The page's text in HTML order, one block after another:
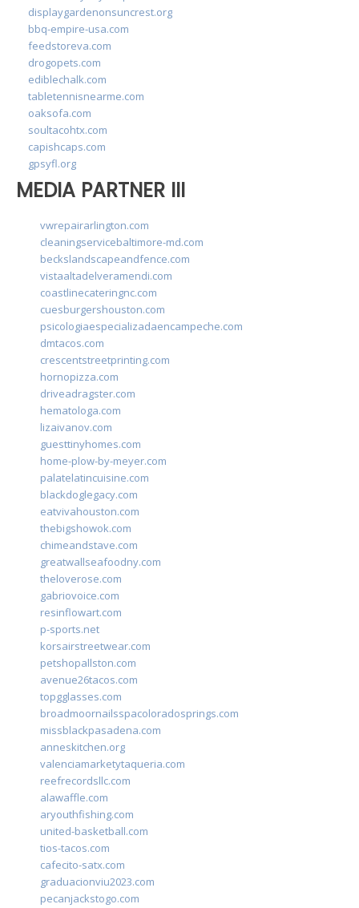
displaygardenonsuncrest.org
bbq-empire-usa.com
feedstoreva.com
drogopets.com
ediblechalk.com
tabletennisnearme.com
oaksofa.com
soultacohtx.com
capishcaps.com
gpsyfl.org
MEDIA PARTNER III
vwrepairarlington.com
cleaningservicebaltimore-md.com
beckslandscapeandfence.com
vistaaltadelveramendi.com
coastlinecateringnc.com
cuesburgershouston.com
psicologiaespecializadaencampeche.com
dmtacos.com
crescentstreetprinting.com
hornopizza.com
driveadragster.com
hematologa.com
lizaivanov.com
guesttinyhomes.com
home-plow-by-meyer.com
palatelatincuisine.com
blackdoglegacy.com
eatvivahouston.com
thebigshowok.com
chimeandstave.com
greatwallseafoodny.com
theloverose.com
gabriovoice.com
resinflowart.com
p-sports.net
korsairstreetwear.com
petshopallston.com
avenue26tacos.com
topgglasses.com
broadmoornailsspacoloradosprings.com
missblackpasadena.com
anneskitchen.org
valenciamarketytaqueria.com
reefrecordsllc.com
alawaffle.com
aryouthfishing.com
united-basketball.com
tios-tacos.com
cafecito-satx.com
graduacionviu2023.com
pecanjackstogo.com